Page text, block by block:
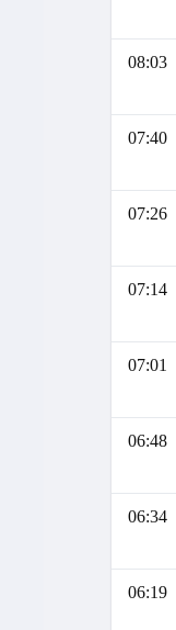
08:03
07:40
07:26
07:14
07:01
06:48
06:34
06:19